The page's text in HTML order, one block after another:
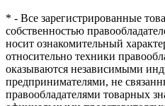
* - Все зарегистрированные
собственностью
носит ознакомительный
относительно техники
оказываются независимыми
предпринимателями, не
правообладателями товарных